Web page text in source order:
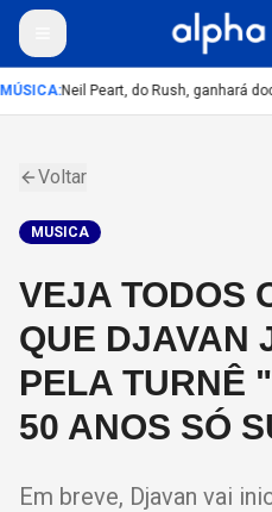
:Neil Peart, do Rush, ganhará
Voltar
MUSICA
VEJA TODOS
QUE DJAVAN
PELA TURNÊ
50 ANOS SÓ
Em breve, Djavan vai